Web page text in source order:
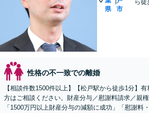
県
市
ら徒
性格の不一致での離婚
【相談件数1500件以上】【松戸駅から徒歩1分】
方はご相談ください。財産分与／慰謝料請求／親権
「1500万円以上財産分与の減額に成功」「慰謝料